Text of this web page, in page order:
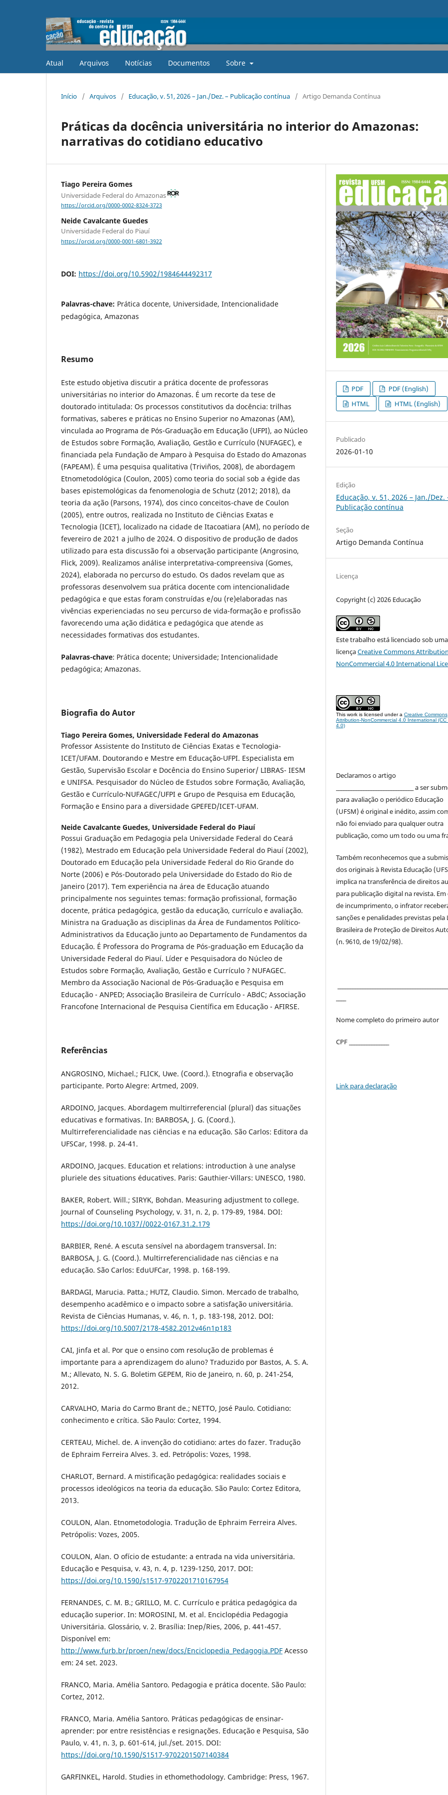
Atual Arquivos Notícias Documentos Sobre
Início / Arquivos / Educação, v. 51, 2026 – Jan./Dez. – Publicação contínua / Artigo Demanda Contínua
Práticas da docência universitária no interior do Amazonas:
narrativas do cotidiano educativo
Tiago Pereira Gomes
Universidade Federal do Amazonas
https://orcid.org/0000-0002-8324-3723
Neide Cavalcante Guedes
Universidade Federal do Piauí
https://orcid.org/0000-0001-6801-3922
DOI: https://doi.org/10.5902/1984644492317
Palavras-chave: Prática docente, Universidade, Intencionalidade
pedagógica, Amazonas
Resumo
Este estudo objetiva discutir a prática docente de professoras
universitárias no interior do Amazonas. É um recorte da tese de
doutorado intitulada: Os processos constitutivos da docência: trilhas
formativas, saberes e práticas no Ensino Superior no Amazonas (AM),
vinculada ao Programa de Pós-Graduação em Educação (UFPI), ao Núcleo
de Estudos sobre Formação, Avaliação, Gestão e Currículo (NUFAGEC), e
financiada pela Fundação de Amparo à Pesquisa do Estado do Amazonas
(FAPEAM). É uma pesquisa qualitativa (Triviños, 2008), de abordagem
Etnometodológica (Coulon, 2005) como teoria do social sob a égide das
bases epistemológicas da fenomenologia de Schutz (2012; 2018), da
teoria da ação (Parsons, 1974), dos cinco conceitos-chave de Coulon
(2005), entre outros, realizada no Instituto de Ciências Exatas e
Tecnologia (ICET), localizado na cidade de Itacoatiara (AM), no período de
fevereiro de 2021 a julho de 2024. O dispositivo de produção de dados
utilizado para esta discussão foi a observação participante (Angrosino,
Flick, 2009). Realizamos análise interpretativa-compreensiva (Gomes,
2024), elaborada no percurso do estudo. Os dados revelam que as
professoras desenvolvem sua prática docente com intencionalidade
pedagógica e que estas foram construídas e/ou (re)elaboradas nas
vivências experienciadas no seu percurso de vida-formação e profissão
favorecendo uma ação didática e pedagógica que atende as
necessidades formativas dos estudantes.
Palavras-chave: Prática docente; Universidade; Intencionalidade
pedagógica; Amazonas.
Biografia do Autor
Tiago Pereira Gomes, Universidade Federal do Amazonas
Professor Assistente do Instituto de Ciências Exatas e Tecnologia-
ICET/UFAM. Doutorando e Mestre em Educação-UFPI. Especialista em
Gestão, Supervisão Escolar e Docência do Ensino Superior/ LIBRAS- IESM
e UNIFSA. Pesquisador do Núcleo de Estudos sobre Formação, Avaliação,
Gestão e Currículo-NUFAGEC/UFPI e Grupo de Pesquisa em Educação,
Formação e Ensino para a diversidade GPEFED/ICET-UFAM.
Neide Cavalcante Guedes, Universidade Federal do Piauí
Possui Graduação em Pedagogia pela Universidade Federal do Ceará
(1982), Mestrado em Educação pela Universidade Federal do Piauí (2002),
Doutorado em Educação pela Universidade Federal do Rio Grande do
Norte (2006) e Pós-Doutorado pela Universidade do Estado do Rio de
Janeiro (2017). Tem experiência na área de Educação atuando
principalmente nos seguintes temas: formação profissional, formação
docente, prática pedagógica, gestão da educação, currículo e avaliação.
Ministra na Graduação as disciplinas da Área de Fundamentos Político-
Administrativos da Educação junto ao Departamento de Fundamentos da
Educação. É Professora do Programa de Pós-graduação em Educação da
Universidade Federal do Piauí. Líder e Pesquisadora do Núcleo de
Estudos sobre Formação, Avaliação, Gestão e Currículo ? NUFAGEC.
Membro da Associação Nacional de Pós-Graduação e Pesquisa em
Educação - ANPED; Associação Brasileira de Currículo - ABdC; Associação
Francofone Internacional de Pesquisa Científica em Educação - AFIRSE.
Referências
ANGROSINO, Michael.; FLICK, Uwe. (Coord.). Etnografia e observação
participante. Porto Alegre: Artmed, 2009.
ARDOINO, Jacques. Abordagem multirreferencial (plural) das situações
educativas e formativas. In: BARBOSA, J. G. (Coord.).
Multirreferencialidade nas ciências e na educação. São Carlos: Editora da
UFSCar, 1998. p. 24-41.
ARDOINO, Jacques. Education et relations: introduction à une analyse
pluriele des situations éducatives. Paris: Gauthier-Villars: UNESCO, 1980.
BAKER, Robert. Will.; SIRYK, Bohdan. Measuring adjustment to college.
Journal of Counseling Psychology, v. 31, n. 2, p. 179-89, 1984. DOI:
https://doi.org/10.1037//0022-0167.31.2.179
BARBIER, René. A escuta sensível na abordagem transversal. In:
BARBOSA, J. G. (Coord.). Multirreferencialidade nas ciências e na
educação. São Carlos: EduUFCar, 1998. p. 168-199.
BARDAGI, Marucia. Patta.; HUTZ, Claudio. Simon. Mercado de trabalho,
desempenho acadêmico e o impacto sobre a satisfação universitária.
Revista de Ciências Humanas, v. 46, n. 1, p. 183-198, 2012. DOI:
https://doi.org/10.5007/2178-4582.2012v46n1p183
CAI, Jinfa et al. Por que o ensino com resolução de problemas é
importante para a aprendizagem do aluno? Traduzido por Bastos, A. S. A.
M.; Allevato, N. S. G. Boletim GEPEM, Rio de Janeiro, n. 60, p. 241-254,
2012.
CARVALHO, Maria do Carmo Brant de.; NETTO, José Paulo. Cotidiano:
conhecimento e crítica. São Paulo: Cortez, 1994.
CERTEAU, Michel. de. A invenção do cotidiano: artes do fazer. Tradução
de Ephraim Ferreira Alves. 3. ed. Petrópolis: Vozes, 1998.
CHARLOT, Bernard. A mistificação pedagógica: realidades sociais e
processos ideológicos na teoria da educação. São Paulo: Cortez Editora,
2013.
COULON, Alan. Etnometodologia. Tradução de Ephraim Ferreira Alves.
Petrópolis: Vozes, 2005.
COULON, Alan. O ofício de estudante: a entrada na vida universitária.
Educação e Pesquisa, v. 43, n. 4, p. 1239-1250, 2017. DOI:
https://doi.org/10.1590/s1517-9702201710167954
FERNANDES, C. M. B.; GRILLO, M. C. Currículo e prática pedagógica da
educação superior. In: MOROSINI, M. et al. Enciclopédia Pedagogia
Universitária. Glossário, v. 2. Brasília: Inep/Ries, 2006, p. 441-457.
Disponível em:
http://www.furb.br/proen/new/docs/Enciclopedia_Pedagogia.PDF Acesso
em: 24 set. 2023.
FRANCO, Maria. Amélia Santoro. Pedagogia e prática docente. São Paulo:
Cortez, 2012.
FRANCO, Maria. Amélia Santoro. Práticas pedagógicas de ensinar-
aprender: por entre resistências e resignações. Educação e Pesquisa, São
Paulo, v. 41, n. 3, p. 601-614, jul./set. 2015. DOI:
https://doi.org/10.1590/S1517-9702201507140384
GARFINKEL, Harold. Studies in ethomethodology. Cambridge: Press, 1967.
PDF
PDF (English)
HTML
HTML (English)
Publicado
2026-01-10
Edição
Educação, v. 51, 2026 – Jan./Dez.
Publicação contínua
Seção
Artigo Demanda Contínua
Licença
Copyright (c) 2026 Educação
Este trabalho está licenciado sob uma
licençaCreative Commons
NonCommercial 4.0 International
This work is licensed under aCreative Commons
Attribution-NonCommercial 4.0 International (CC
4.0)
Declaramos o artigo
_______________________________ a ser
para avaliação o periódico Educação
(UFSM) é original e inédito, assim
não foi enviado para qualquer outra
publicação, como um todo ou uma
Também reconhecemos que a
dos originais à Revista Educação
implica na transferência de direitos
para publicação digital na revista. Em
de incumprimento, o infrator
sanções e penalidades previstas pela
Brasileira de Proteção de Direitos
(n. 9610, de 19/02/98).
Nome completo do primeiro autor
CPF ________________
Link para declaração